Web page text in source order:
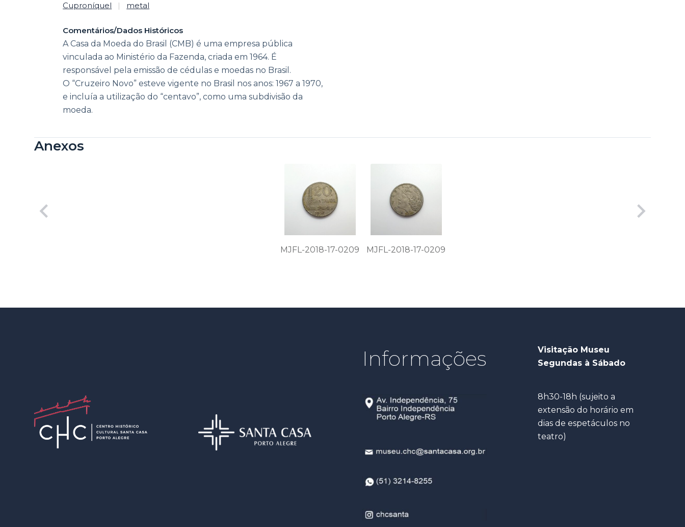
Anexos
MJFL-2018-17-0209 MJFL-2018-17-0209
Cuproníquel
| metal
Comentários/Dados Históricos
A Casa da Moeda do Brasil (CMB) é uma empresa pública
vinculada ao Ministério da Fazenda, criada em 1964. É
responsável pela emissão de cédulas e moedas no Brasil.
O “Cruzeiro Novo” esteve vigente no Brasil nos anos: 1967 a 1970,
e incluía a utilização do “centavo”, como uma subdivisão da
moeda.
Informações
Visitação Museu
Segundas à Sábado
8h30-18h (sujeito a
extensão do horário em
dias de espetáculos no
teatro)